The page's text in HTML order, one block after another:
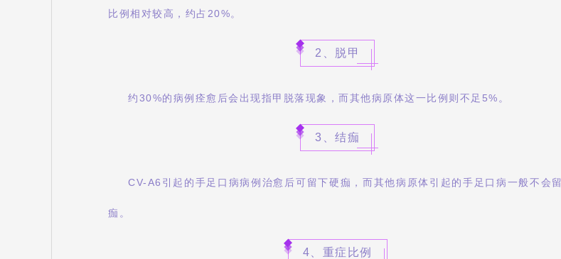
比例相对较高，约占20%。
2、脱甲
约30%的病例痊愈后会出现指甲脱落现象，而其他病原体这一比例则不足5%。
3、结痂
CV-A6引起的手足口病病例治愈后可留下硬痂，而其他病原体引起的手足口病一般不会留
痂。
4、重症比例